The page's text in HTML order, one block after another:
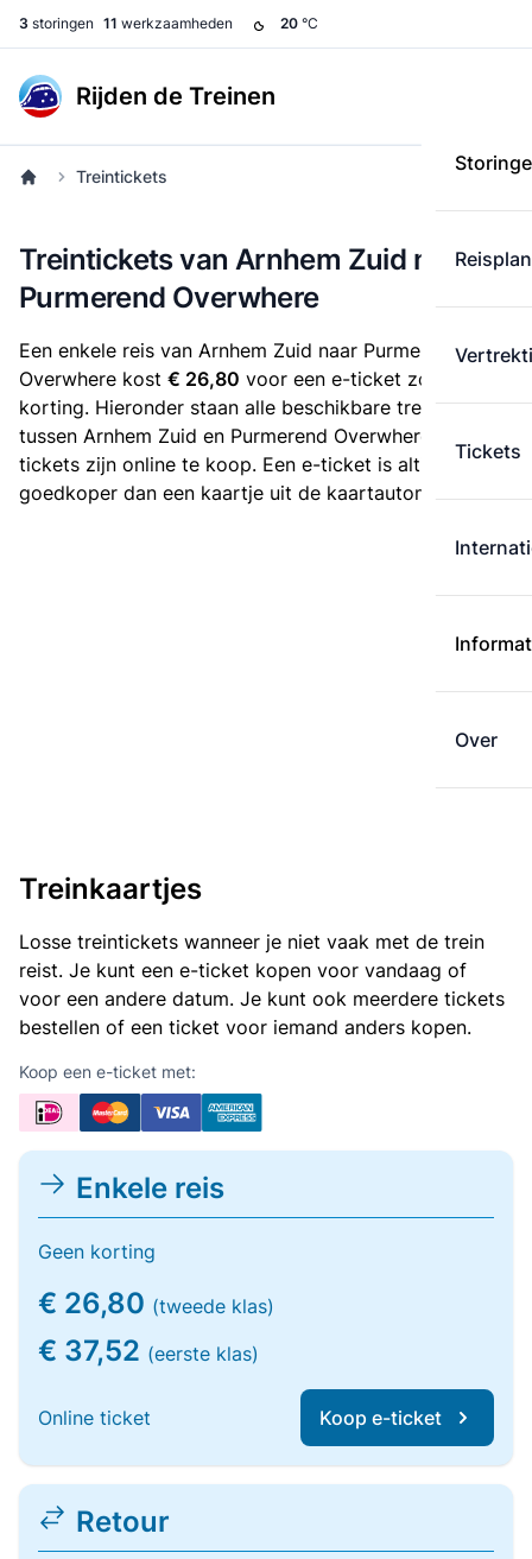
3 storingen 11 werkzaamheden 20 °C
Rijden de Treinen
Tickets
Over
Treintickets
Treintickets van Arnhem Zuid naar
Purmerend Overwhere
Een enkele reis van Arnhem Zuid naar Purmerend
Overwhere kost € 26,80 voor een e-ticket zonder
korting. Hieronder staan alle beschikbare treintickets
tussen Arnhem Zuid en Purmerend Overwhere. Deze
tickets zijn online te koop. Een e-ticket is altijd
goedkoper dan een kaartje uit de kaartautomaat.
Treinkaartjes
Losse treintickets wanneer je niet vaak met de trein
reist. Je kunt een e-ticket kopen voor vandaag of
voor een andere datum. Je kunt ook meerdere tickets
bestellen of een ticket voor iemand anders kopen.
Koop een e-ticket met:
Enkele reis
Geen korting
€ 26,80 (tweede klas)
€ 37,52 (eerste klas)
Online ticket Koop e-ticket
Retour